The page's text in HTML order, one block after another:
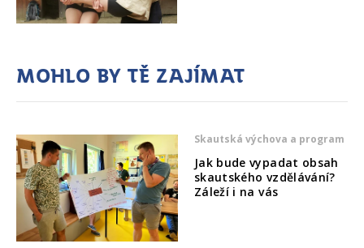
Mohlo by tě zajímat
Skautská výchova a program
Jak bude vypadat obsah
skautského vzdělávání?
Záleží i na vás